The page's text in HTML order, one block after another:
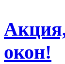
окон!